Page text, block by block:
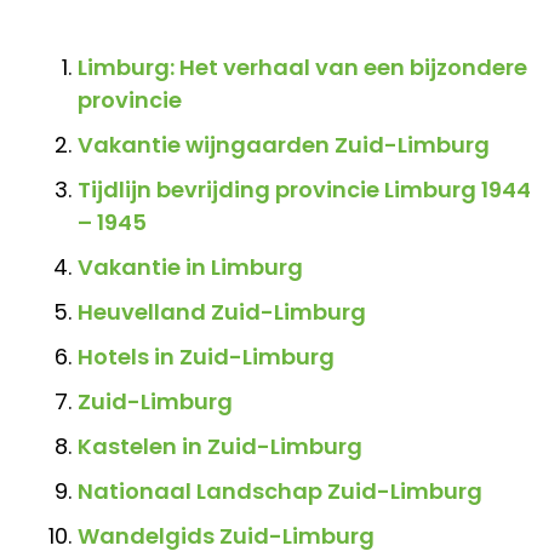
Limburg: Het verhaal van een bijzondere
provincie
Vakantie wijngaarden Zuid-Limburg
Tijdlijn bevrijding provincie Limburg 1944
– 1945
Vakantie in Limburg
Heuvelland Zuid-Limburg
Hotels in Zuid-Limburg
Zuid-Limburg
Kastelen in Zuid-Limburg
Nationaal Landschap Zuid-Limburg
Wandelgids Zuid-Limburg